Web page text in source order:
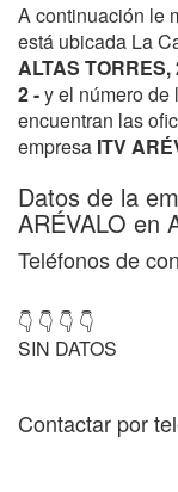
A continuación le
está ubicada La
ALTAS
2 -y el número de
encuentran las
empresa ITV
Datos de la
ARÉVALO en
Teléfonos de
👇 👇 👇 👇
SIN DATOS
Contactar por